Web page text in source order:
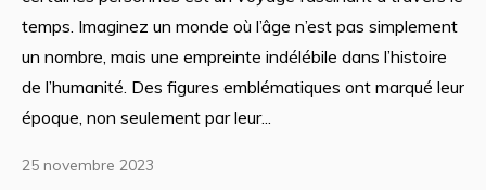
temps. Imaginez un monde où l’âge n’est pas simplement
un nombre, mais une empreinte indélébile dans l’histoire
de l’humanité. Des figures emblématiques ont marqué leur
époque, non seulement par leur...
25 novembre 2023